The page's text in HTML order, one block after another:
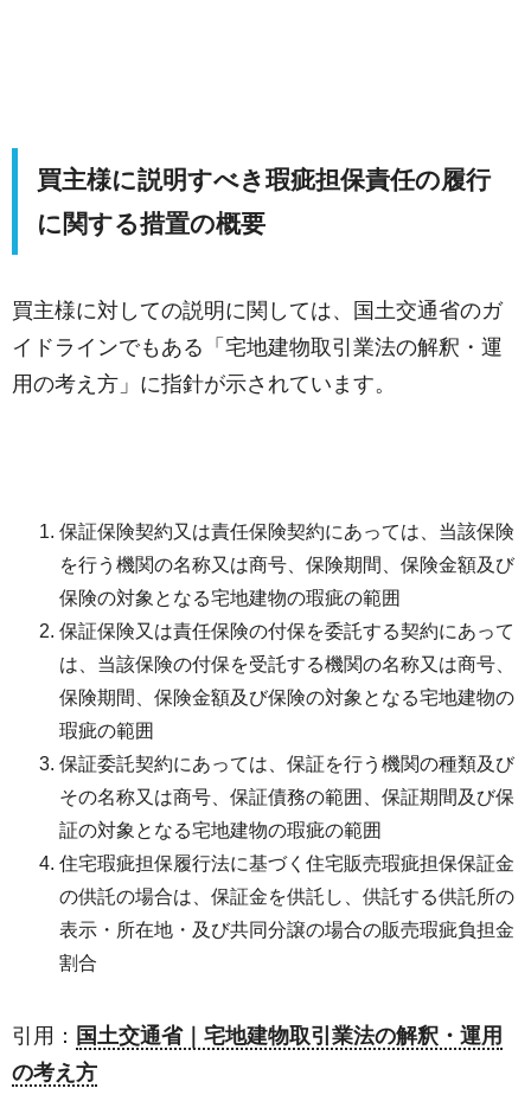
買主様に説明すべき瑕疵担保責任の履行
に関する措置の概要
買主様に対しての説明に関しては、国土交通省のガ
イドラインでもある「宅地建物取引業法の解釈・運
用の考え方」に指針が示されています。
保証保険契約又は責任保険契約にあっては、当該保険
を行う機関の名称又は商号、保険期間、保険金額及び
保険の対象となる宅地建物の瑕疵の範囲
保証保険又は責任保険の付保を委託する契約にあって
は、当該保険の付保を受託する機関の名称又は商号、
保険期間、保険金額及び保険の対象となる宅地建物の
瑕疵の範囲
保証委託契約にあっては、保証を行う機関の種類及び
その名称又は商号、保証債務の範囲、保証期間及び保
証の対象となる宅地建物の瑕疵の範囲
住宅瑕疵担保履行法に基づく住宅販売瑕疵担保保証金
の供託の場合は、保証金を供託し、供託する供託所の
表示・所在地・及び共同分譲の場合の販売瑕疵負担金
割合
引用： 国土交通省｜宅地建物取引業法の解釈・運用
の考え方